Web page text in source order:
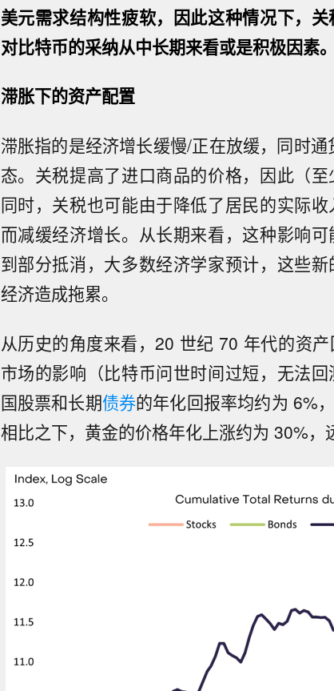
美元需求结构性疲软，因此这种情况下，
对比特币的采纳从中长期来看或是积极因素。
滞胀下的资产配置
滞胀指的是经济增长缓慢/正在放缓，同时
态。关税提高了进口商品的价格，因此（至
同时，关税也可能由于降低了居民的实际
而减缓经济增长。从长期来看，这种影响
到部分抵消，大多数经济学家预计，这些
经济造成拖累。
从历史的角度来看，20 世纪 70 年代的资
市场的影响（比特币问世时间过短，无法
国股票和长期债券的年化回报率均约为 6%
相比之下，黄金的价格年化上涨约为 30%，